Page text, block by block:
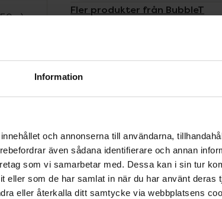
Information
och annonserna till användarna,
även sådana identifierare och annan
som vi samarbetar med. Dessa kan i sin tur
eller som de har samlat in när du har använt deras
eller återkalla ditt samtycke via webbplatsens
Fler produkter från BubbleT
BubbleT Calm
Strawberry & Lavender
Bath Fizzer
Badbomb 150 g
g)
och
Visa